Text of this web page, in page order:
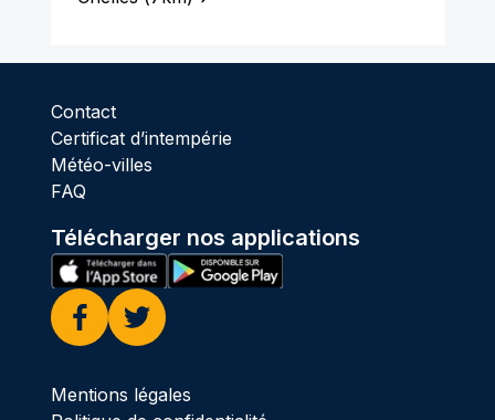
Contact
Certificat d’intempérie
Météo-villes
FAQ
Télécharger nos applications
Facebook
Twitter
Mentions légales